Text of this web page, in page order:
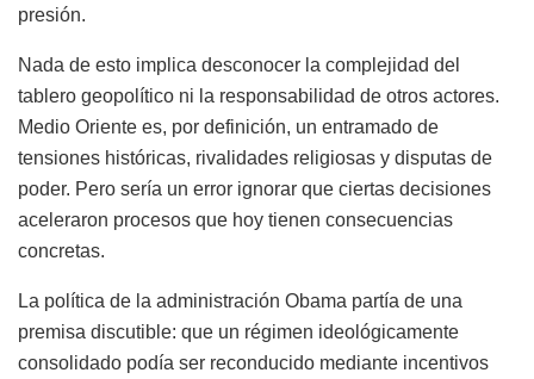
presión.
Nada de esto implica desconocer la complejidad del
tablero geopolítico ni la responsabilidad de otros actores.
Medio Oriente es, por definición, un entramado de
tensiones históricas, rivalidades religiosas y disputas de
poder. Pero sería un error ignorar que ciertas decisiones
aceleraron procesos que hoy tienen consecuencias
concretas.
La política de la administración Obama partía de una
premisa discutible: que un régimen ideológicamente
consolidado podía ser reconducido mediante incentivos